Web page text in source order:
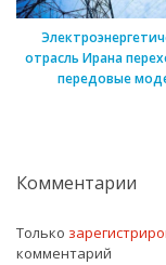
отрасль Ирана
передовые
Комментарии
Только
комментарий